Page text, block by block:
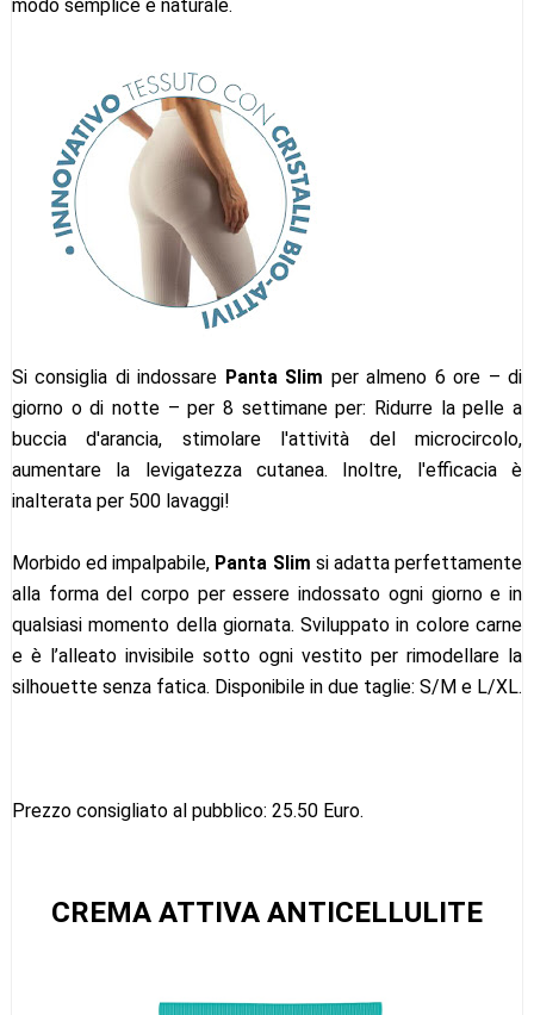
modo semplice e naturale.
Si consiglia di indossare Panta Slim per almeno 6 ore – di
giorno o di notte – per 8 settimane per: Ridurre la pelle a
buccia d'arancia, stimolare l'attività del microcircolo,
aumentare la levigatezza cutanea. Inoltre, l'efficacia è
inalterata per 500 lavaggi!
Morbido ed impalpabile, Panta Slim si adatta perfettamente
alla forma del corpo per essere indossato ogni giorno e in
qualsiasi momento della giornata. Sviluppato in colore carne
e è l’alleato invisibile sotto ogni vestito per rimodellare la
silhouette senza fatica. Disponibile in due taglie: S/M e L/XL.
Prezzo consigliato al pubblico: 25.50 Euro.
CREMA ATTIVA ANTICELLULITE